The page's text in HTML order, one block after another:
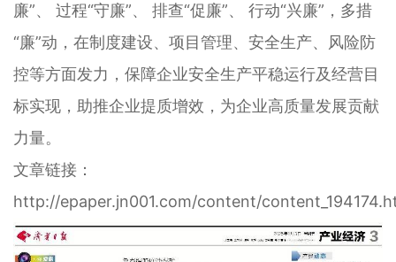
廉”、 过程“守廉”、 排查“促廉”、 行动“兴廉”，多措
“廉”动，在制度建设、项目管理、安全生产、风险防
控等方面发力，保障企业安全生产平稳运行及经营目
标实现，助推企业提质增效，为企业高质量发展贡献
力量。
文章链接：
http://epaper.jn001.com/content/